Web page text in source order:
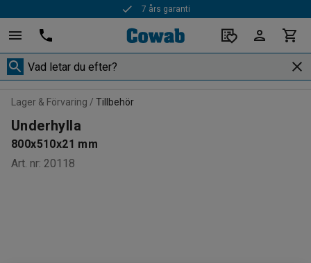
7 års garanti
Lager & Förvaring Tillbehör
Underhylla
800x510x21 mm
Art. nr: 20118